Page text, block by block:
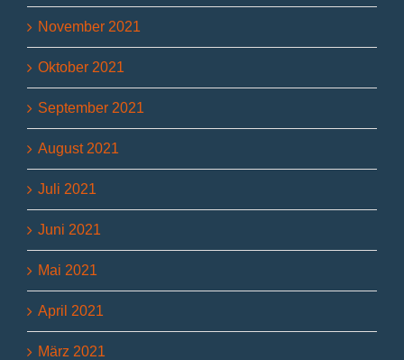
November 2021
Oktober 2021
September 2021
August 2021
Juli 2021
Juni 2021
Mai 2021
April 2021
März 2021